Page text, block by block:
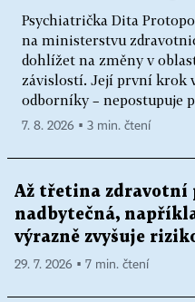
Psychiatrička Dita
na ministerstvu
dohlížet na změny v
závislostí. Její první krok
odborníky – nepostupuje
7. 8. 2026 ▪ 3 min. čtení
Až třetina zdravotní
nadbytečná,
výrazně zvyšuje
29. 7. 2026 ▪ 7 min. čtení